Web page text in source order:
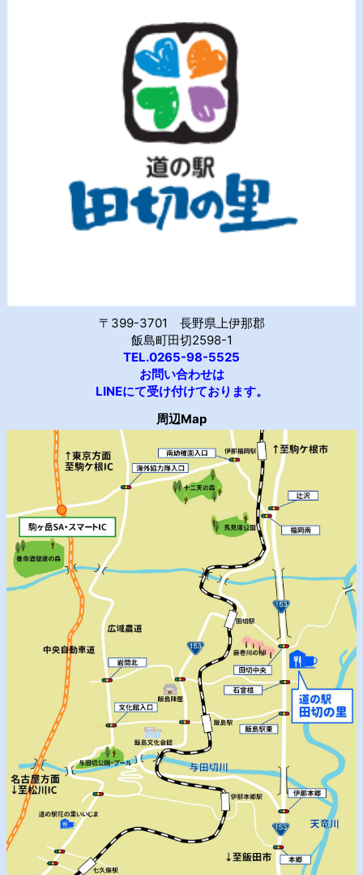
〒399-3701 長野県上伊那郡
飯島町田切2598-1
TEL.0265-98-5525
お問い合わせは
LINEにて受け付けております。
周辺Map